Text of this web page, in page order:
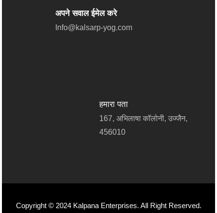
अपने सवाल ईमेल करे
Info@kalsarp-yog.com
हमारा पता
167, अभिलाषा कॉलोनी, उज्जैन,
456010
Copyright © 2024 Kalpana Enterprises. All Right Reserved.